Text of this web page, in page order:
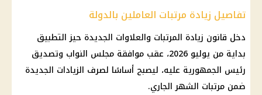
تفاصيل زيادة مرتبات العاملين بالدولة
دخل قانون زيادة المرتبات والعلاوات الجديدة حيز التطبيق
بداية من يوليو 2026، عقب موافقة
مجلس النواب وتصديق
رئيس الجمهورية عليه، ليصبح أساسًا لصرف الزيادات الجديدة
ضمن مرتبات الشهر الجاري.